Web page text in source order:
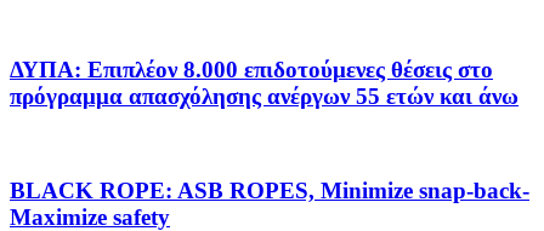
ΔΥΠΑ: Επιπλέον 8.000 επιδοτούμενες θέσεις στο
πρόγραμμα απασχόλησης ανέργων 55 ετών και άνω
BLACK ROPE: ASB ROPES, Minimize snap-back-
Maximize safety